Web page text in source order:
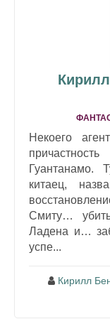
Некоего
Гуантанамо.
китаец,
Смиту…
Ладена и…
успе...
Кирилл